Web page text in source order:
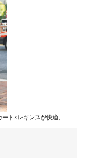
ト×レギンスが快適。